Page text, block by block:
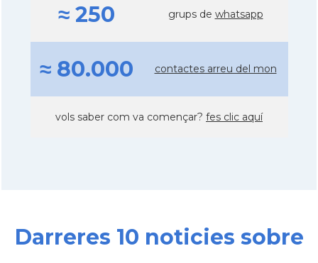
≈ 250 grups de whatsapp
≈ 80.000 contactes arreu del mon
vols saber com va començar? fes clic aquí
Darreres 10 noticies sobre